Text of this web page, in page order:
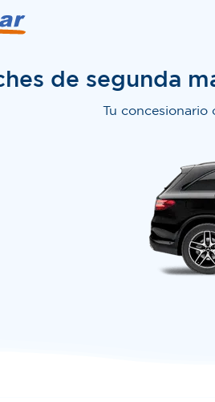
de segunda
Tu concesionario